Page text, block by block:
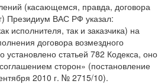
(касающемся, правда, договора
Президиум ВАС РФ указал:
исполнителя, так и заказчика) на
договора возмездного
установлено статьей 782 Кодекса, оно
сторон» (постановление
2010 г. № 2715/10).